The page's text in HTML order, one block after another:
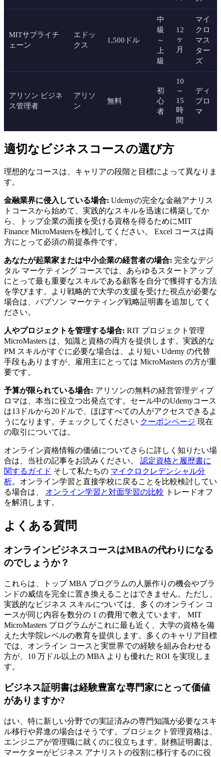
MITサプライチ
ェーン
エドッ
クス
1,500ドル
中
級
～
上
級
12
ヶ
月
マイ
クロ
マス
ター
ズ
アリソン ビジネ
ス管理者
アリソ
ン
無料
初
心
者
10
～
15
時
間
ディ
プロ
マ
適切なビジネスコースの選び方
理想的なコースは、キャリアの段階と目標によって異なりま
す。
金融業界に侵入している場合: Udemyの完全な金融アナリス
トコースから始めて、実践的なスキルを迅速に構築してか
ら、トップ企業の面接を受ける資格を得るためにMIT
Finance MicroMastersを検討してください。 Excel コースは両
方にとって必須の前提条件です。
あなたが起業家または中小企業の経営者の場合: 完全なデジ
タル マーケティング コースでは、あらゆるスタートアップ
にとって最も重要なスキルである顧客を自分で獲得する方法
を学びます。より戦略的で大学の支援を受けた視点が必要な
場合は、バブソン マーケティング戦略証明書を追加してく
ださい。
人やプロジェクトを管理する場合: RIT プロジェクト管理
MicroMasters は、知識と資格の両方を提供します。実践的な
PM スキルがすぐに必要な場合は、より短い Udemy の代替
手段もありますが、雇用主にとっては MicroMasters の方が重
要です。
予算が限られている場合: アリソンの無料の経営管理ディプ
ロマは、本当に役立つ出発点です。セール中のUdemyコース
は13ドルから20ドルで、ほぼすべての人がアクセスできるよ
うになります。チェックしてください クーポンページ 現在
の取引については。
オンライン資格情報の価値についてさらに詳しく知りたい場
合は、当社の記事をお読みください。 認定資格と履歴書に
関するガイド そして私たちの マイクロクレデンシャル分
析。オンライン学習と直接学校に戻ることを比較検討してい
る場合は、 オンライン学習と対面学習の比較 トレードオフ
を解消します。
よくある質問
オンラインビジネスコースはMBAの代わりになる
のでしょうか？
これらは、トップ MBA プログラムの人脈作りの機会やブラ
ンドの威信を完全に置き換えることはできません。ただし、
実践的なビジネス スキルについては、多くのオンライン コ
ースが同じ内容を数分の 1 の費用で教えています。 MIT
MicroMasters プログラムがこれに最も近く、大学の資格を備
えた大学院レベルの教育を提供します。多くのキャリア目標
では、オンライン コースと実世界での経験を組み合わせる
方が、10 万ドル以上の MBA よりも優れた ROI を実現しま
す。
ビジネス証明書は経験豊富な専門家にとって価値
がありますか?
はい、特に新しい分野での実証済みの専門知識が必要なスキ
ル移行や昇進の場合はそうです。プロジェクト管理資格は、
エンジニアが管理職に就くのに役立ちます。財務証明書は、
マーケターがビジネス アナリストの役割に移行するのに役